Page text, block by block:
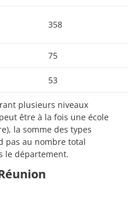
358
75
53
plusieurs niveaux
être à la fois une école
la somme des types
pas au nombre total
le département.